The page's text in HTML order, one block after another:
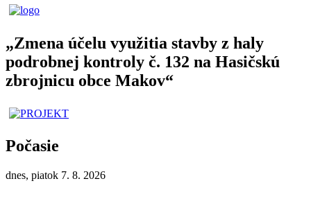
„Zmena účelu využitia stavby z haly
podrobnej kontroly č. 132 na Hasičskú
zbrojnicu obce Makov“
Počasie
dnes, piatok 7. 8. 2026